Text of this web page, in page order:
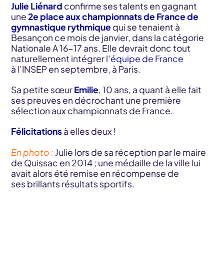
Julie Liénard confirme ses talents en gagnant
une2e place aux championnats de France de
gymnastique rythmique qui se tenaient à
Besançon ce mois de janvier, dans la catégorie
Nationale A 16-17 ans. Elle devrait donc tout
naturellement intégrer l’équipe de France
à l’INSEP en septembre, à Paris.
Sa petite sœurEmilie, 10 ans, a quant à elle fait
ses preuves en décrochant une première
sélection aux championnats de France.
Félicitationsà elles deux !
En photo : Julie lors de sa réception par le maire
de Quissac en 2014 ; une médaille de la ville lui
avait alors été remise en récompense de
ses brillants résultats sportifs.